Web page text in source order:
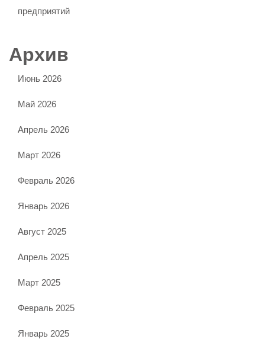
предприятий
Архив
Июнь 2026
Май 2026
Апрель 2026
Март 2026
Февраль 2026
Январь 2026
Август 2025
Апрель 2025
Март 2025
Февраль 2025
Январь 2025